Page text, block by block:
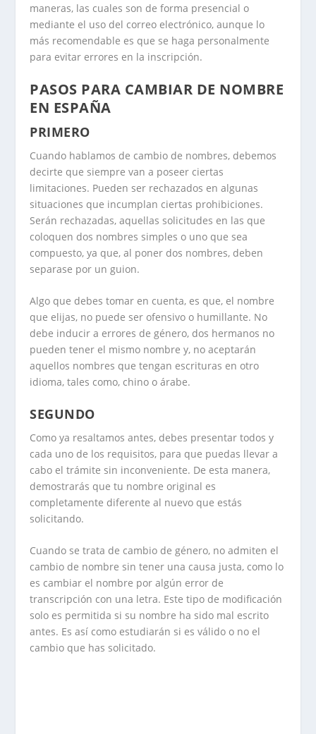
maneras, las cuales son de forma presencial o
mediante el uso del correo electrónico, aunque lo
más recomendable es que se haga personalmente
para evitar errores en la inscripción.
PASOS PARA CAMBIAR DE NOMBRE
EN ESPAÑA
PRIMERO
Cuando hablamos de cambio de nombres, debemos
decirte que siempre van a poseer ciertas
limitaciones. Pueden ser rechazados en algunas
situaciones que incumplan ciertas prohibiciones.
Serán rechazadas, aquellas solicitudes en las que
coloquen dos nombres simples o uno que sea
compuesto, ya que, al poner dos nombres, deben
separase por un guion.
Algo que debes tomar en cuenta, es que, el nombre
que elijas, no puede ser ofensivo o humillante. No
debe inducir a errores de género, dos hermanos no
pueden tener el mismo nombre y, no aceptarán
aquellos nombres que tengan escrituras en otro
idioma, tales como, chino o árabe.
SEGUNDO
Como ya resaltamos antes, debes presentar todos y
cada uno de los requisitos, para que puedas llevar a
cabo el trámite sin inconveniente. De esta manera,
demostrarás que tu nombre original es
completamente diferente al nuevo que estás
solicitando.
Cuando se trata de cambio de género, no admiten el
cambio de nombre sin tener una causa justa, como lo
es cambiar el nombre por algún error de
transcripción con una letra. Este tipo de modificación
solo es permitida si su nombre ha sido mal escrito
antes. Es así como estudiarán si es válido o no el
cambio que has solicitado.